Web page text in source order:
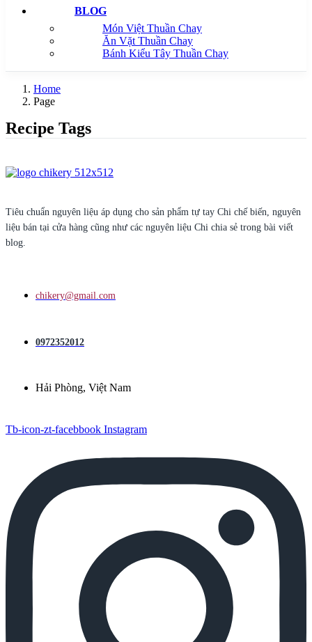
BLOG
Món Việt Thuần Chay
Ăn Vặt Thuần Chay
Bánh Kiểu Tây Thuần Chay
Home
Page
Recipe Tags
Tiêu chuẩn nguyên liệu áp dụng cho sản phẩm tự tay Chi chế biến, nguyên
liệu bán tại cửa hàng cũng như các nguyên liệu Chi chia sẻ trong bài viết
blog.
chikery@gmail.com
0972352012
Hải Phòng, Việt Nam
Tb-icon-zt-facebbook Instagram